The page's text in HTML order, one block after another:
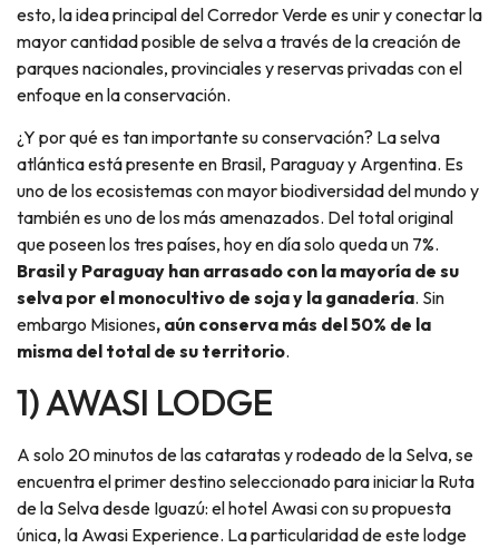
esto, la idea principal del Corredor Verde es unir y conectar la
mayor cantidad posible de selva a través de la creación de
parques nacionales, provinciales y reservas privadas con el
enfoque en la conservación.
¿Y por qué es tan importante su conservación? La selva
atlántica está presente en Brasil, Paraguay y Argentina. Es
uno de los ecosistemas con mayor biodiversidad del mundo y
también es uno de los más amenazados. Del total original
que poseen los tres países, hoy en día solo queda un 7%.
Brasil y Paraguay han arrasado con la mayoría de su
selva por el monocultivo de soja y la ganadería. Sin
embargo Misiones, aún conserva más del 50% de la
misma del total de su territorio.
1) AWASI LODGE
A solo 20 minutos de las cataratas y rodeado de la Selva, se
encuentra el primer destino seleccionado para iniciar la Ruta
de la Selva desde Iguazú: el hotel Awasi con su propuesta
única, la Awasi Experience. La particularidad de este lodge